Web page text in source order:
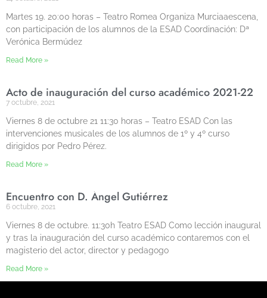
Martes 19. 20:00 horas – Teatro Romea Organiza Murciaaescena,
con participación de los alumnos de la ESAD Coordinación: Dª
Verónica Bermúdez
Read More »
Acto de inauguración del curso académico 2021-22
7 octubre, 2021
Viernes 8 de octubre 21 11:30 horas – Teatro ESAD Con las
intervenciones musicales de los alumnos de 1º y 4º curso
dirigidos por Pedro Pérez.
Read More »
Encuentro con D. Ángel Gutiérrez
6 octubre, 2021
Viernes 8 de octubre. 11:30h Teatro ESAD Como lección inaugural
y tras la inauguración del curso académico contaremos con el
magisterio del actor, director y pedagogo
Read More »